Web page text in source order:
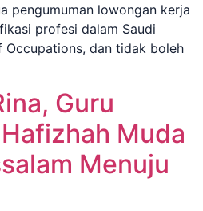
pengumuman lowongan kerja
profesi dalam Saudi
dan tidak boleh
Guru
Muda
Menuju